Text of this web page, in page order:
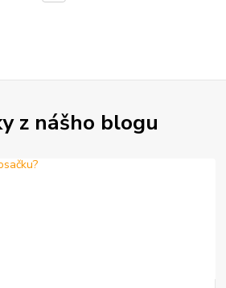
z nášho blogu